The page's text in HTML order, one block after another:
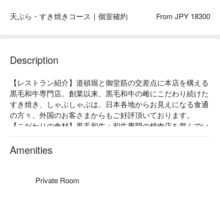
天ぷら・すき焼きコース｜個室確約 From JPY 18300
Description
【レストラン紹介】道頓堀と御堂筋の交差点に本店を構える
黒毛和牛専門店。創業以来、黒毛和牛の雌にこだわり続けた
すき焼き、しゃぶしゃぶは、日本各地からお見えになる食通
の方々、外国のお客さまからもご好評頂いております。
【こだわりの食材】黒毛和牛：和牛専門の精肉店を営んでい
るのが、「はり重」ならではの強み。店主自ら目利きし、産
地や銘柄にはこだわらず、その時季に一番旨い肉を仕入れて
【店内雰囲気】威風堂々とした純和風の建物には、日本の建
Amenities
Private Room